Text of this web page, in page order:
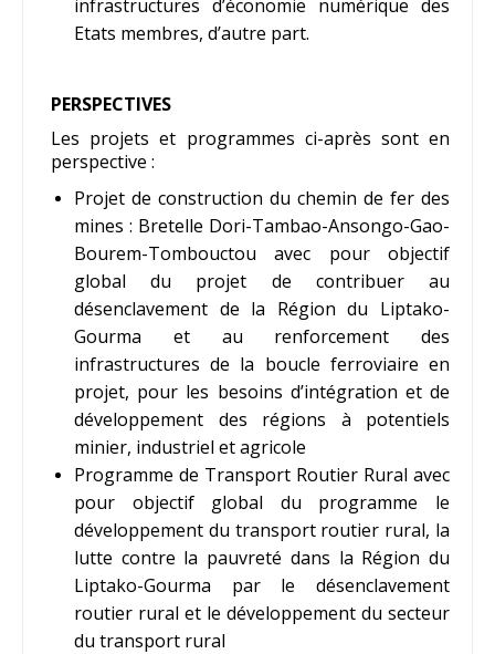
infrastructures d’économie numérique des
Etats membres, d’autre part.
PERSPECTIVES
Les projets et programmes ci-après sont en
perspective :
Projet de construction du chemin de fer des
mines : Bretelle Dori-Tambao-Ansongo-Gao-
Bourem-Tombouctou avec pour objectif
global du projet de contribuer au
désenclavement de la Région du Liptako-
Gourma et au renforcement des
infrastructures de la boucle ferroviaire en
projet, pour les besoins d’intégration et de
développement des régions à potentiels
minier, industriel et agricole
Programme de Transport Routier Rural avec
pour objectif global du programme le
développement du transport routier rural, la
lutte contre la pauvreté dans la Région du
Liptako-Gourma par le désenclavement
routier rural et le développement du secteur
du transport rural